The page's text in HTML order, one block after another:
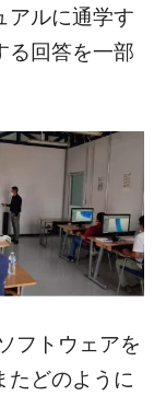
アルに通学す
る回答を一部
フトウェアを
たどのように